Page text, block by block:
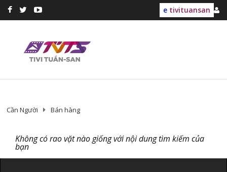
e tivituansan
Cần Người Bán hàng
Không có rao vặt nào giống với nội dung tìm kiếm của
bạn